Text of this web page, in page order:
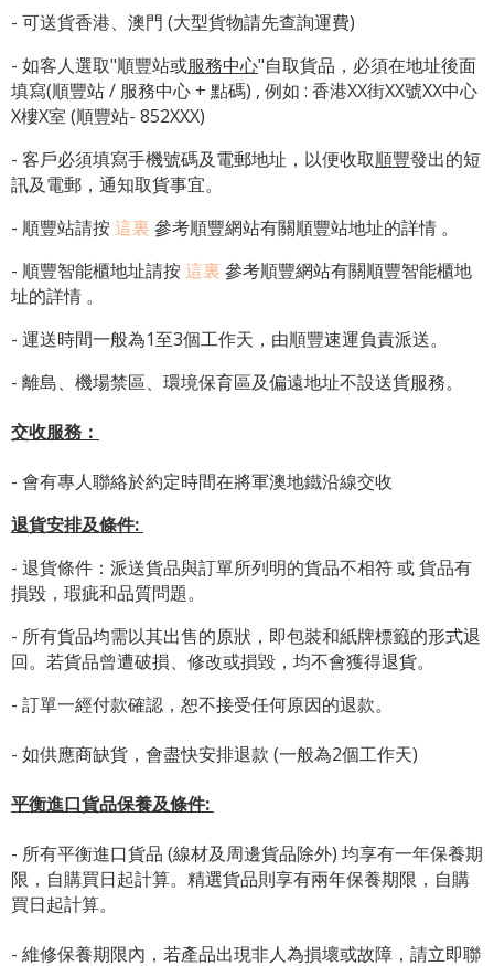
- 可送貨香港、澳門 (大型貨物請先查詢運費)
- 如客人選取"順豐站或服務中心"自取貨品，必須在地址後面
填寫(順豐站 / 服務中心 + 點碼) , 例如 : 香港XX街XX號XX中心
X樓X室 (順豐站- 852XXX)
- 客戶必須填寫手機號碼及電郵地址，以便收取順豐發出的短
訊及電郵，通知取貨事宜。
- 順豐站請按這裏 參考順豐網站有關順豐站地址的詳情 。
- 順豐智能櫃地址請按這裏 參考順豐網站有關順豐智能櫃地
址的詳情 。
- 運送時間一般為1至3個工作天，由順豐速運負責派送。
- 離島、機場禁區、環境保育區及偏遠地址不設送貨服務。
交收服務：
- 會有專人聯絡於約定時間在將軍澳地鐵沿線交收
退貨安排及條件:
- 退貨條件：派送貨品與訂單所列明的貨品不相符 或 貨品有
損毀，瑕疵和品質問題。
- 所有貨品均需以其出售的原狀，即包裝和紙牌標籤的形式退
回。若貨品曾遭破損、修改或損毀，均不會獲得退貨。
- 訂單一經付款確認，恕不接受任何原因的退款。
- 如供應商缺貨，會盡快安排退款 (一般為2個工作天)
平衡進口貨品保養及條件:
- 所有平衡進口貨品 (線材及周邊貨品除外) 均享有一年保養期
限，自購買日起計算。精選貨品則享有兩年保養期限，自購
買日起計算。
- 維修保養期限內，若產品出現非人為損壞或故障，請立即聯